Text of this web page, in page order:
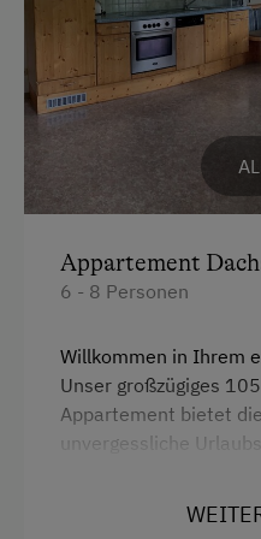
Komfort für ein
Ausstattung
4 Plattenherd
Backofen
Dusche
Gitterbett
Haarföhn
Mikrowelle
Appartement
6 - 8 Personen
Willkommen in Ihrem
Unser großzügiges
Appartement bietet
unvergessliche
Genießen Sie